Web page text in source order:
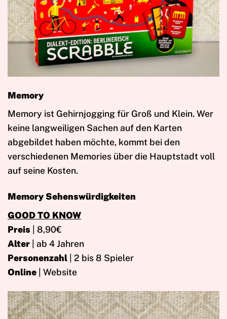
Memory
Memory ist Gehirnjogging für Groß und Klein. Wer
keine langweiligen Sachen auf den Karten
abgebildet haben möchte, kommt bei den
verschiedenen Memories über die Hauptstadt voll
auf seine Kosten.
Memory Sehenswürdigkeiten
GOOD TO KNOW
Preis | 8,90€
Alter | ab 4 Jahren
Personenzahl | 2 bis 8 Spieler
Online | Website